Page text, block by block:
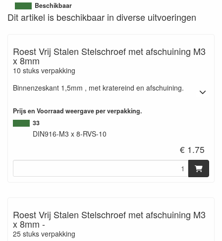
Beschikbaar
Dit artikel is beschikbaar in diverse uitvoeringen
Roest Vrij Stalen Stelschroef met afschuining M3
x 8mm
10 stuks verpakking
Binnenzeskant 1,5mm , met kratereind en afschuining.
Prijs en Voorraad weergave per verpakking.
33
DIN916-M3 x 8-RVS-10
€ 1.75
Roest Vrij Stalen Stelschroef met afschuining M3
x 8mm -
25 stuks verpakking